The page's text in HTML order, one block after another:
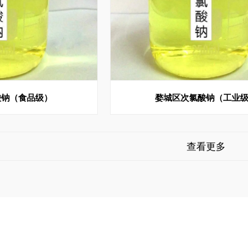
（食品级） 婺城区次氯酸钠（工业
查看更多